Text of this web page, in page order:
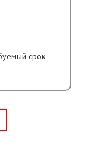
срок